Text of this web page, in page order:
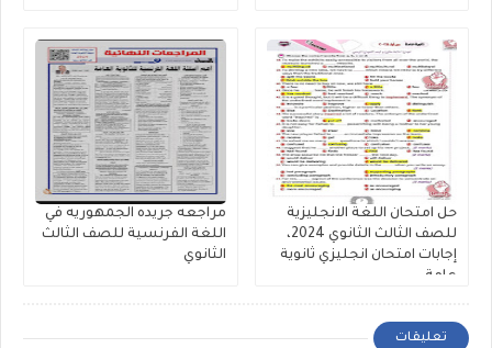
حل امتحان اللغة الانجليزية
للصف الثالث الثانوي 2024،
إجابات امتحان انجليزي ثانوية
عامة
مراجعه جريده الجمهوريه في
اللغة الفرنسية للصف الثالث
الثانوي
تعليقات